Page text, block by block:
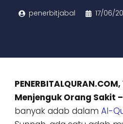
penerbitjabal 17/06/
Menjenguk Orang Sakit –
banyak adab dalam Al-